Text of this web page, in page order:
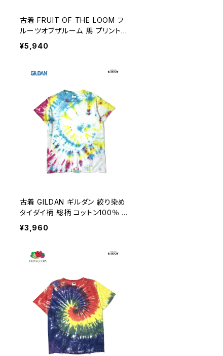
古着 FRUIT OF THE LOOM フ
ルーツオブザルーム 馬 プリント
コットン 半袖 Ｔシャツ ダークグリ
ーン (ttu2606048)
¥5,940
古着 GILDAN ギルダン 絞り染め
タイダイ柄 総柄 コットン100％ 半
袖 Ｔシャツ カラフル 水色 (ttu26
06058)
¥3,960